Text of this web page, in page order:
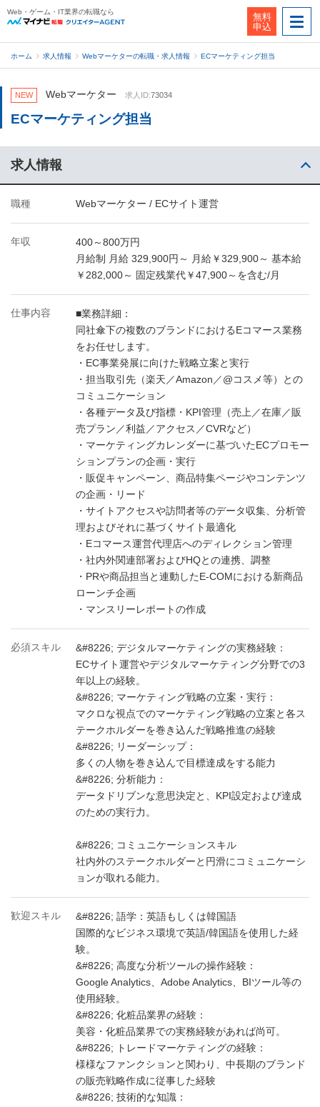
Web・ゲーム・IT業界の転職なら
無料
申込
ホーム 求人情報 Webマーケターの転職・求人情報 ECマーケティング担当
NEW Webマーケター 求人ID:73034
ECマーケティング担当
求人情報
職種 Webマーケター / ECサイト運営
年収
400～800万円
月給制 月給 329,900円～ 月給￥329,900～ 基本給
￥282,000～ 固定残業代￥47,900～を含む/月
仕事内容
■業務詳細：
同社傘下の複数のブランドにおけるEコマース業務
をお任せします。
・EC事業発展に向けた戦略立案と実行
・担当取引先（楽天／Amazon／@コスメ等）との
コミュニケーション
・各種データ及び指標・KPI管理（売上／在庫／販
売プラン／利益／アクセス／CVRなど）
・マーケティングカレンダーに基づいたECプロモー
ションプランの企画・実行
・販促キャンペーン、商品特集ページやコンテンツ
の企画・リード
・サイトアクセスや訪問者等のデータ収集、分析管
理およびそれに基づくサイト最適化
・Eコマース運営代理店へのディレクション管理
・社内外関連部署およびHQとの連携、調整
・PRや商品担当と連動したE-COMにおける新商品
ローンチ企画
・マンスリーレポートの作成
必須スキル
&#8226; デジタルマーケティングの実務経験：
ECサイト運営やデジタルマーケティング分野での3
年以上の経験。
&#8226; マーケティング戦略の立案・実行：
マクロな視点でのマーケティング戦略の立案と各ス
テークホルダーを巻き込んだ戦略推進の経験
&#8226; リーダーシップ：
多くの人物を巻き込んで目標達成をする能力
&#8226; 分析能力：
データドリブンな意思決定と、KPI設定および達成
のための実行力。
&#8226; コミュニケーションスキル
社内外のステークホルダーと円滑にコミュニケーシ
ョンが取れる能力。
歓迎スキル
&#8226; 語学：英語もしくは韓国語
国際的なビジネス環境で英語/韓国語を使用した経
験。
&#8226; 高度な分析ツールの操作経験：
Google Analytics、Adobe Analytics、BIツール等の
使用経験。
&#8226; 化粧品業界の経験：
美容・化粧品業界での実務経験があれば尚可。
&#8226; トレードマーケティングの経験：
様様なファンクションと関わり、中長期のブランド
の販売戦略作成に従事した経験
&#8226; 技術的な知識：